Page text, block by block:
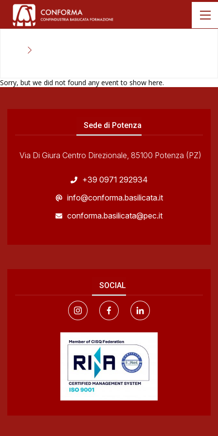
Sorry, but we did not found any event to show here.
Sede di Potenza
Via Di Giura Centro Direzionale, 85100 Potenza (PZ)
+39 0971 292934
info@conforma.basilicata.it
conforma.basilicata@pec.it
SOCIAL